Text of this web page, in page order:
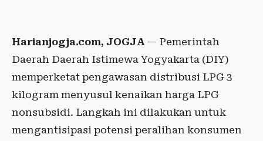
Harianjogja.com, JOGJA— Pemerintah
Daerah Daerah Istimewa Yogyakarta (DIY)
memperketat pengawasan distribusi LPG 3
kilogram menyusul kenaikan harga LPG
nonsubsidi. Langkah ini dilakukan untuk
mengantisipasi potensi peralihan konsumen